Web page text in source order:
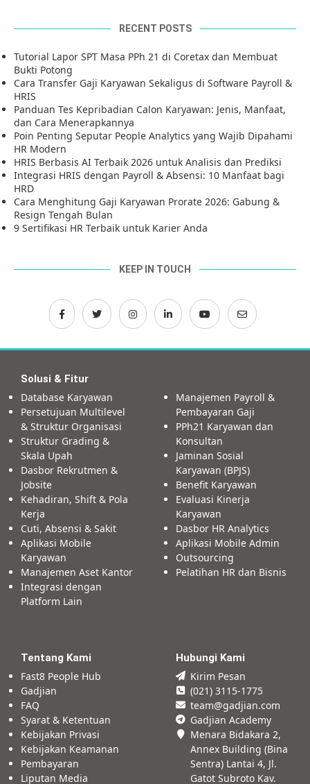
RECENT POSTS
Tutorial Lapor SPT Masa PPh 21 di Coretax dan Membuat
Bukti Potong
Cara Transfer Gaji Karyawan Sekaligus di Software Payroll &
HRIS
Panduan Tes Kepribadian Calon Karyawan: Jenis, Manfaat,
dan Cara Menerapkannya
Poin Penting Seputar People Analytics yang Wajib Dipahami
HR Modern
HRIS Berbasis AI Terbaik 2026 untuk Analisis dan Prediksi
Integrasi HRIS dengan Payroll & Absensi: 10 Manfaat bagi
HRD
Cara Menghitung Gaji Karyawan Prorate 2026: Gabung &
Resign Tengah Bulan
9 Sertifikasi HR Terbaik untuk Karier Anda
KEEP IN TOUCH
Solusi & Fitur
Database Karyawan
Persetujuan Multilevel
& Struktur Organisasi
Struktur Grading &
Skala Upah
Dasbor Rekrutmen &
Jobsite
Kehadiran, Shift & Pola
Kerja
Cuti, Absensi & Sakit
Aplikasi Mobile
Karyawan
Manajemen Aset Kantor
Integrasi dengan
Platform Lain
Manajemen Payroll &
Pembayaran Gaji
PPh21 Karyawan dan
Konsultan
Jaminan Sosial
Karyawan (BPJS)
Benefit Karyawan
Evaluasi Kinerja
Karyawan
Dasbor HR Analytics
Aplikasi Mobile Admin
Outsourcing
Pelatihan HR dan Bisnis
Tentang Kami
Fast8 People Hub
Gadjian
FAQ
Syarat & Ketentuan
Kebijakan Privasi
Kebijakan Keamanan
Pembayaran
Liputan Media
Hubungi Kami
Kirim Pesan
(021) 3115-1775
team@gadjian.com
Gadjian Academy
Menara Bidakara 2,
Annex Building (Bina
Sentra) Lantai 4, Jl.
Gatot Subroto Kav.